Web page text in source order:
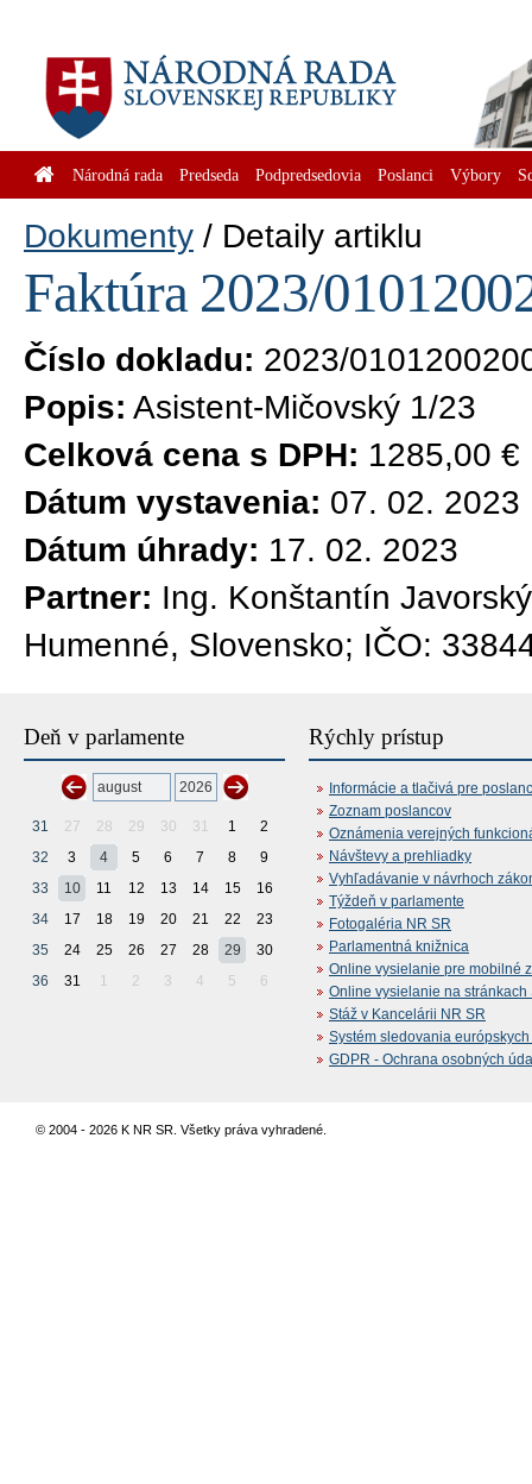
Národná rada Predseda Podpredsedovia Poslanci Výbory
Dokumenty Detaily artiklu
Faktúra 2023/
Číslo dokladu: 2023/
Popis: Asistent-Mičovský 1/23
Celková cena s DPH: 1285,00 €
Dátum vystavenia: 07. 02. 2023
Dátum úhrady: 17. 02. 2023
Partner: Ing. Konštantín
Humenné, Slovensko; IČO:
Deň v parlamente
31 27 28 29 30 31 1
2
32
3 4 5 6 7 8
9
33
10 11 12 13 14 15
16
34
17 18 19 20 21 22
23
35
24 25 26 27 28 29
30
36
31 1 2 3 4 5 6
Rýchly prístup
Informácie a tlačivá pre
Zoznam poslancov
Oznámenia verejných
Návštevy a prehliadky
Vyhľadávanie v návrhoch
Týždeň v parlamente
Fotogaléria NR SR
Parlamentná knižnica
Online vysielanie pre mobilné
Online vysielanie na stránkach
Stáž v Kancelárii NR SR
Systém sledovania
GDPR - Ochrana osobných
© 2004 - 2026 K NR SR. Všetky práva vyhradené.